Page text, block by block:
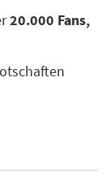
20.000 Fans,